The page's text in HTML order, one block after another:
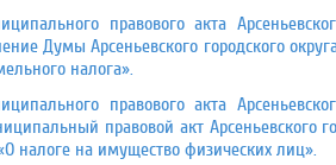
правового акта
Думы Арсеньевского городского
налога».
правового акта
правовой акт Арсеньевского
налоге на имущество физических лиц».